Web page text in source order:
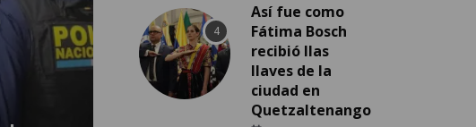
Así fue como
Fátima Bosch
recibió llas
llaves de la
ciudad en
Quetzaltenango